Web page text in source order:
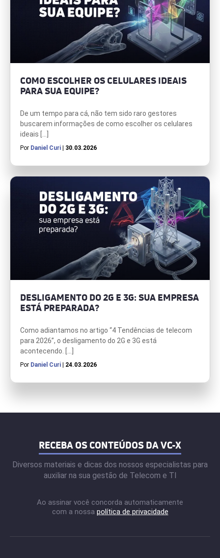
COMO ESCOLHER OS CELULARES IDEAIS
PARA SUA EQUIPE?
De um tempo para cá, não tem sido raro gestores
buscarem informações de como escolher os celulares
ideais […]
Por Daniel Curi | 30.03.2026
DESLIGAMENTO DO 2G E 3G: SUA EMPRESA
ESTÁ PREPARADA?
Como adiantamos no artigo “4 Tendências de telecom
para 2026”, o desligamento do 2G e 3G está
acontecendo. […]
Por Daniel Curi | 24.03.2026
RECEBA OS CONTEÚDOS DA VC-X
Diversos materiais e dicas dos nossos especialistas para
auxiliar na sua gestão de Telecom e TI
Ao assinar você concorda automaticamente
com a nossa política de privacidade